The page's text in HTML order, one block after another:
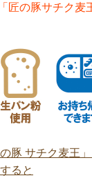
匠の豚サチク麦
豚 サチク麦王
ると